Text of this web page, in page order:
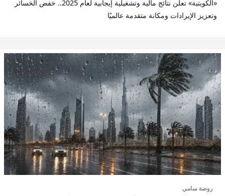
«الكويتية» تعلن نتائج مالية وتشغيلية إيجابية لعام 2025.. خفض الخسائر
وتعزيز الإيرادات ومكانة متقدمة عالميًا
روضة سامي